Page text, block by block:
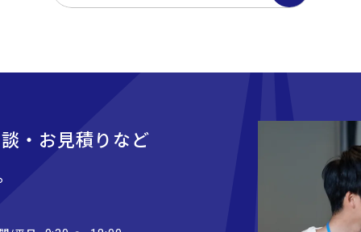
・お見積りなど